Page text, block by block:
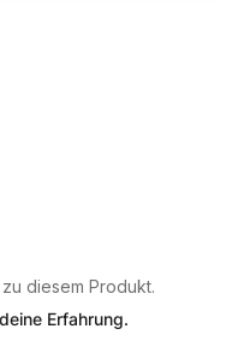
diesem Produkt.
Erfahrung.